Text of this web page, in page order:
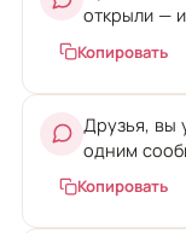
открыли —
Копировать
Друзья, вы
одним
Копировать